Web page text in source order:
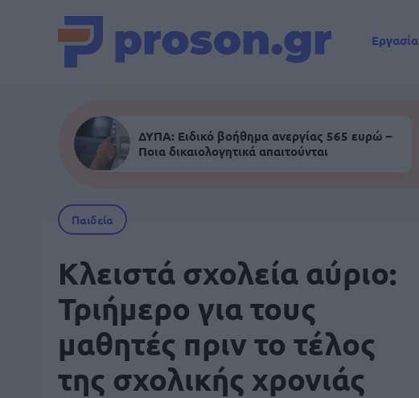
Εργασία
ΔΥΠΑ: Ειδικό βοήθημα ανεργίας 565 ευρώ –
Ποια δικαιολογητικά απαιτούνται
Παιδεία
Κλειστά σχολεία αύριο:
Τριήμερο για τους
μαθητές πριν το τέλος
της σχολικής χρονιάς